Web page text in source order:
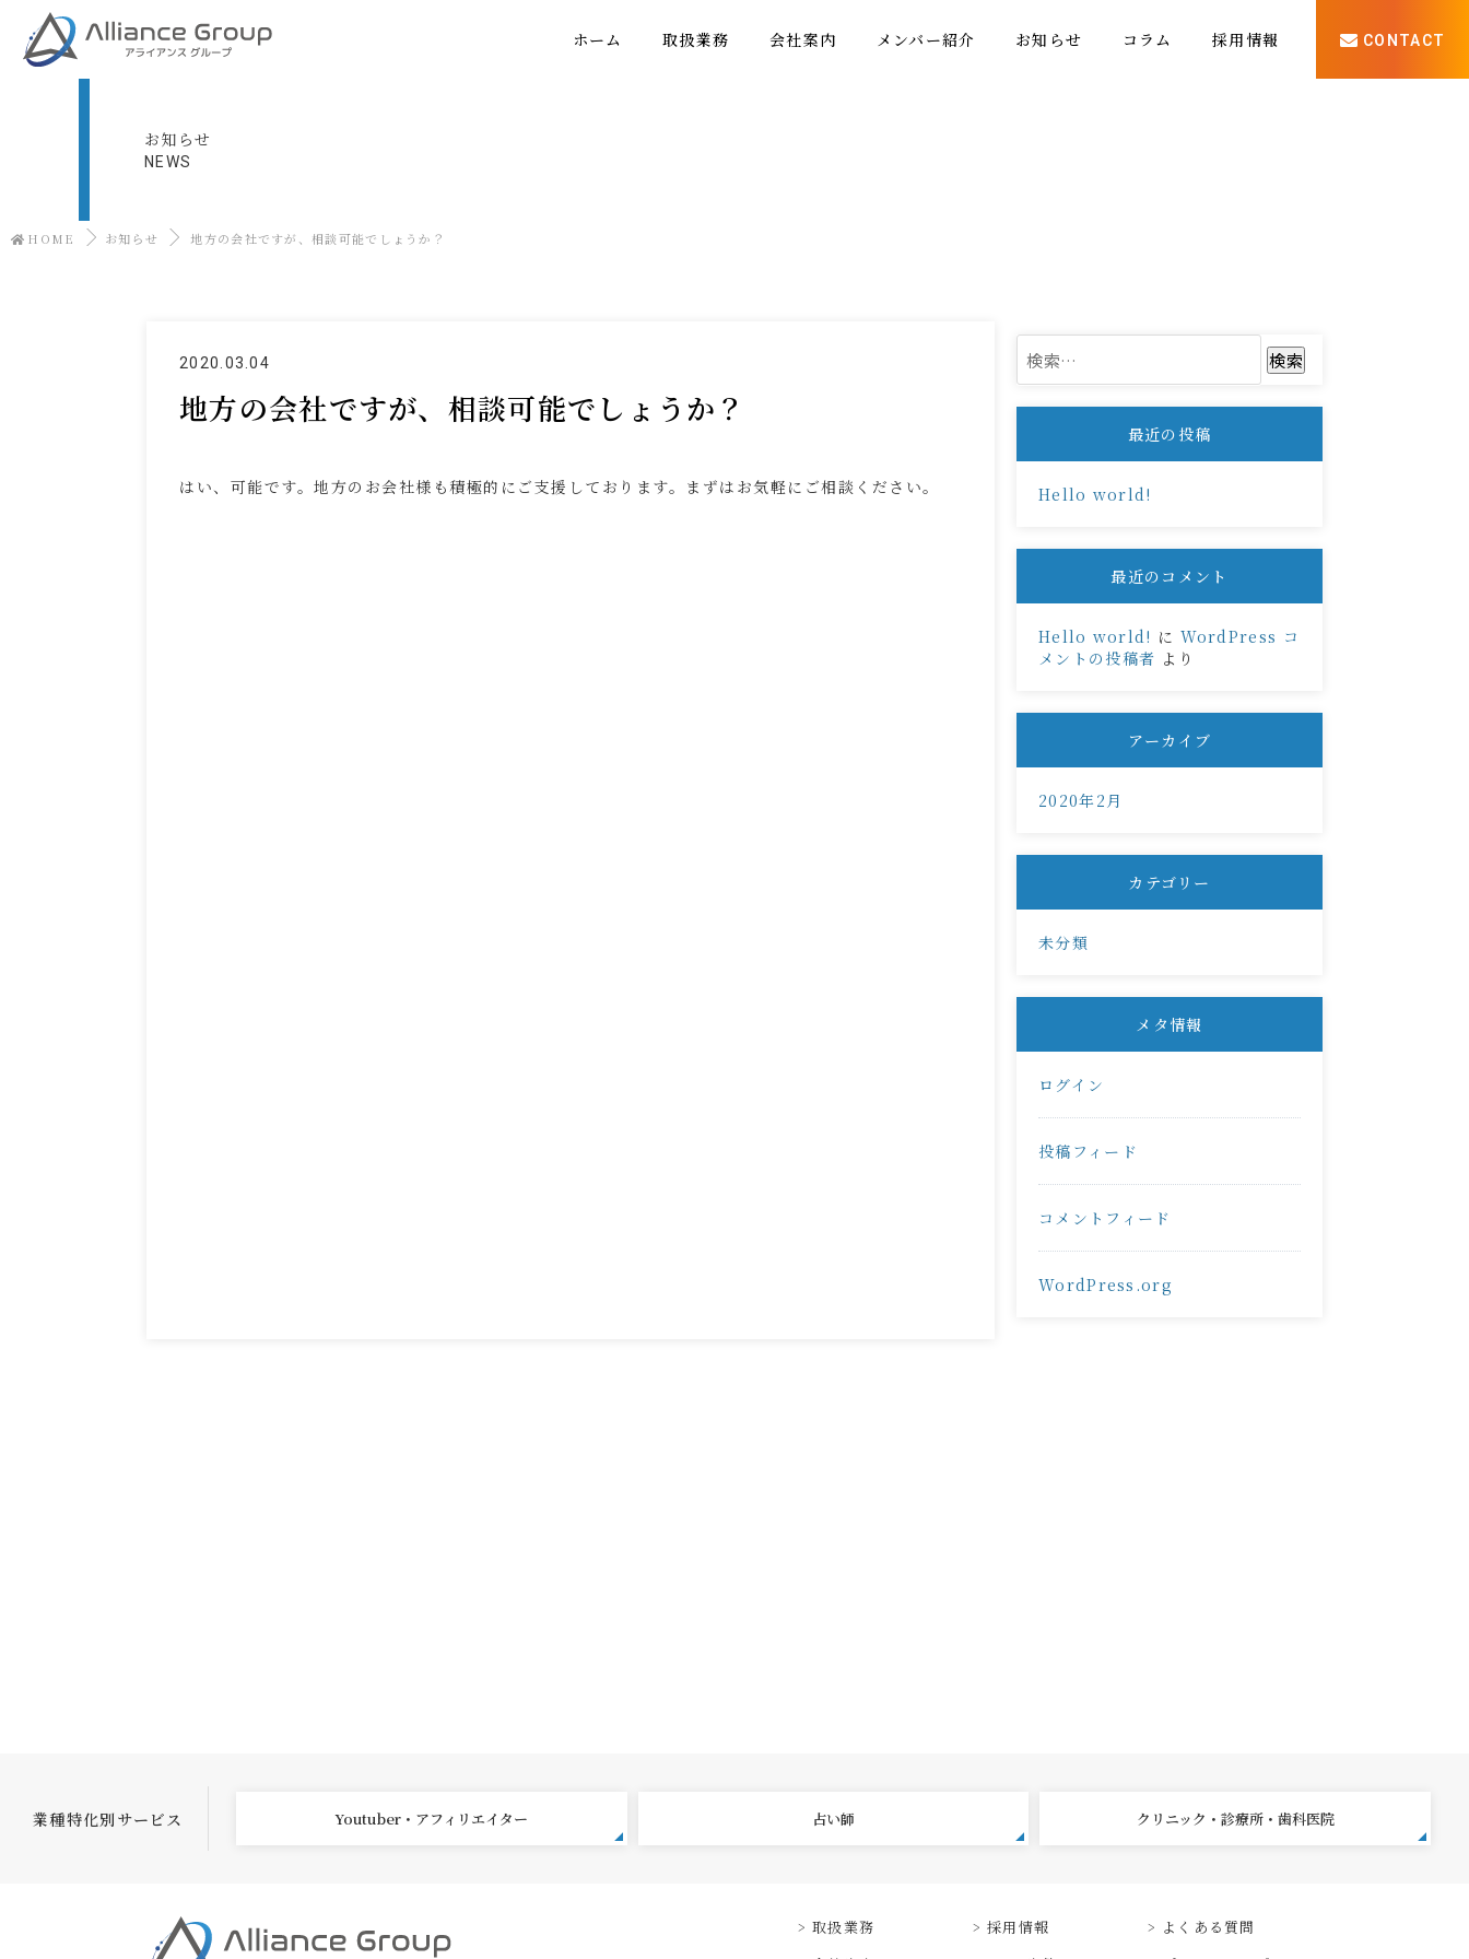
ホーム 取扱業務 会社案内 メンバー紹介 お知らせ コラム 採用情報 CONTACT
お知らせ
NEWS
HOME お知らせ 地方の会社ですが、相談可能でしょうか？
2020.03.04
地方の会社ですが、相談可能でしょうか？
はい、可能です。地方のお会社様も積極的にご支援しております。まずはお気軽にご相談ください。
索:
最近の投稿
Hello world!
最近のコメント
Hello world! に WordPress コ
メントの投稿者 より
アーカイブ
2020年2月
カテゴリー
未分類
メタ情報
ログイン
投稿フィード
コメントフィード
WordPress.org
業種特化別サービス Youtuber・アフィリエイター 占い師 クリニック・診療所・歯科医院
取扱業務
採用情報
よくある質問